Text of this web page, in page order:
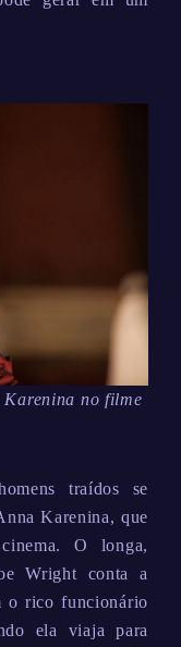
no filme
traídos se
Karenina, que
O longa,
Wright conta a
o rico funcionário
ela viaja para